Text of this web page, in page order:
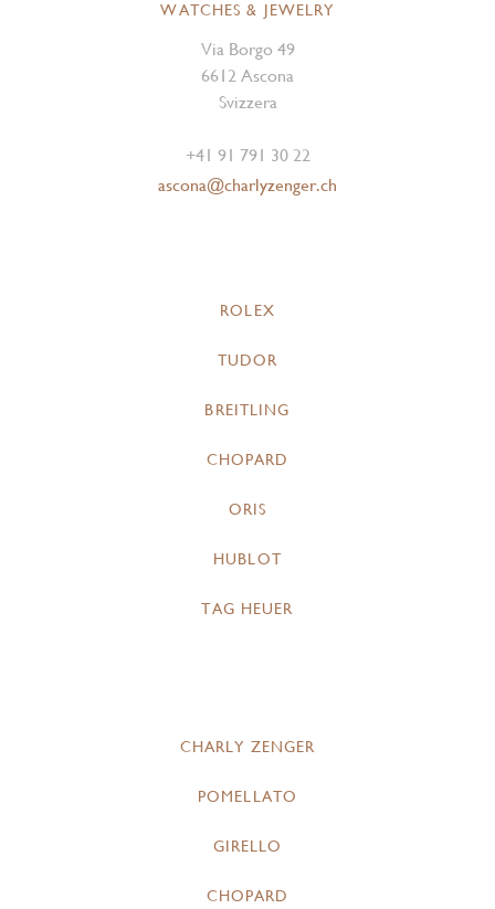
WATCHES & JEWELRY
Via Borgo 49
6612 Ascona
Svizzera
+41 91 791 30 22
ascona@charlyzenger.ch
ROLEX
TUDOR
BREITLING
CHOPARD
ORIS
HUBLOT
TAG HEUER
CHARLY ZENGER
POMELLATO
GIRELLO
CHOPARD